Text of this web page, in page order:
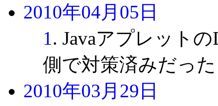
2010年04月05日
1. Javaアプレット
側で対策済みだった
2010年03月29日